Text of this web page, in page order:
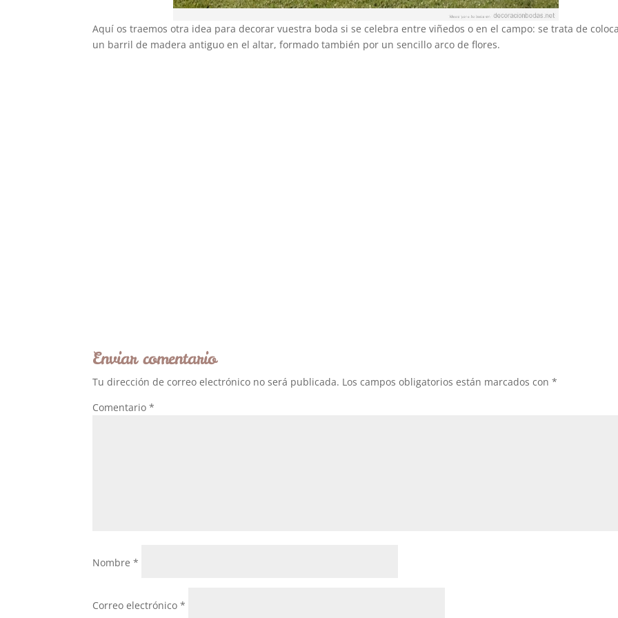
Aquí os traemos otra idea para decorar vuestra boda si se celebra entre viñedos o en el campo: se trata de
un barril de madera antiguo en el altar, formado también por un sencillo arco de flores.
Enviar comentario
Tu dirección de correo electrónico no será publicada. Los campos obligatorios están marcados con*
Comentario*
Nombre*
Correo electrónico*